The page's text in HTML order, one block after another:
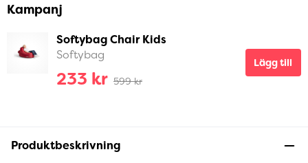
Kampanj
Softybag Chair Kids
Softybag
233 kr 599 kr
Lägg till
Produktbeskrivning